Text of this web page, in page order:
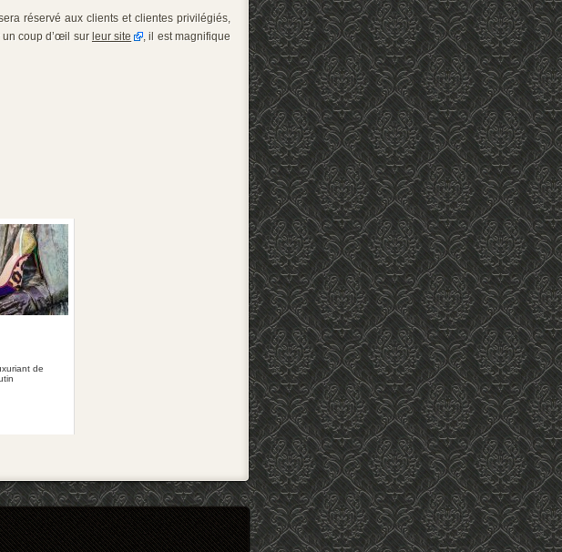
réservé aux clients et clientes privilégiés,
un coup d’œil sur leur site
, il est magnifique
de